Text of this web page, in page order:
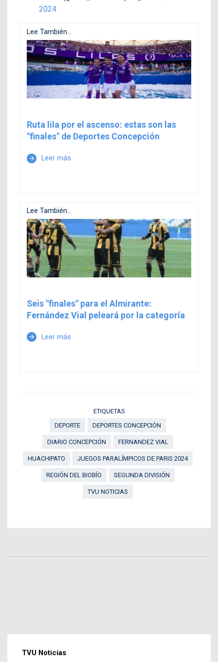
2024
Lee También...
Ruta lila por el ascenso: estas son las
"finales" de Deportes Concepción
arrow_forward Leer más
Lee También...
Seis "finales" para el Almirante:
Fernández Vial peleará por la categoría
arrow_forward Leer más
ETIQUETAS
DEPORTE
DEPORTES CONCEPCIÓN
DIARIO CONCEPCIÓN FERNANDEZ VIAL
HUACHIPATO JUEGOS PARALÍMPICOS DE PARIS 2024
REGIÓN DEL BIOBÍO SEGUNDA DIVISIÓN
TVU NOTICIAS
TVU Noticias